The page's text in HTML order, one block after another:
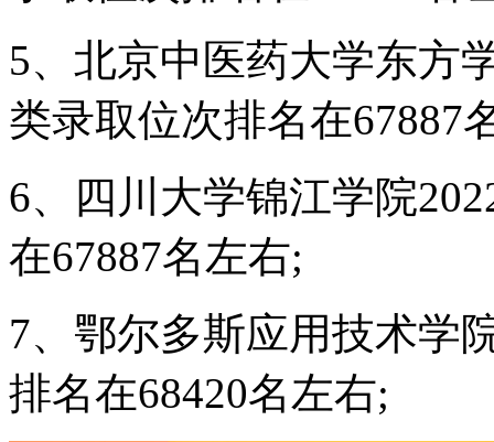
5、北京中医药大学东方
类录取位次排名在67887
6、四川大学锦江学院
在67887名左右;
7、鄂尔多斯应用技术学
排名在68420名左右;